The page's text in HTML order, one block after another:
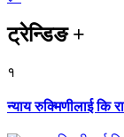
ट्रेन्डिङ+
१
न्याय रुक्मिणीलाई कि